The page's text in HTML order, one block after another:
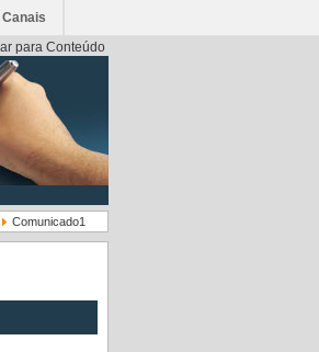
Canais
para Conteúdo
Comunicado1